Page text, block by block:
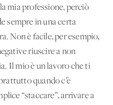
mia professione, perciò
sempre in una certa
Non è facile, per esempio,
riuscire a non
Il mio è un lavoro che ti
quando c’è
“staccare”, arrivare a